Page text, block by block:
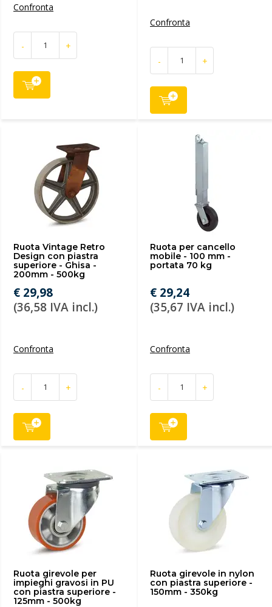
Confronta
- +
Confronta
- +
Ruota Vintage Retro
Design con piastra
superiore - Ghisa -
200mm - 500kg
€ 29,98
(36,58 IVA incl.)
Confronta
- +
Ruota per cancello
mobile - 100 mm -
portata 70 kg
€ 29,24
(35,67 IVA incl.)
Confronta
- +
Ruota girevole per
impieghi gravosi in PU
con piastra superiore -
125mm - 500kg
Ruota girevole in nylon
con piastra superiore -
150mm - 350kg